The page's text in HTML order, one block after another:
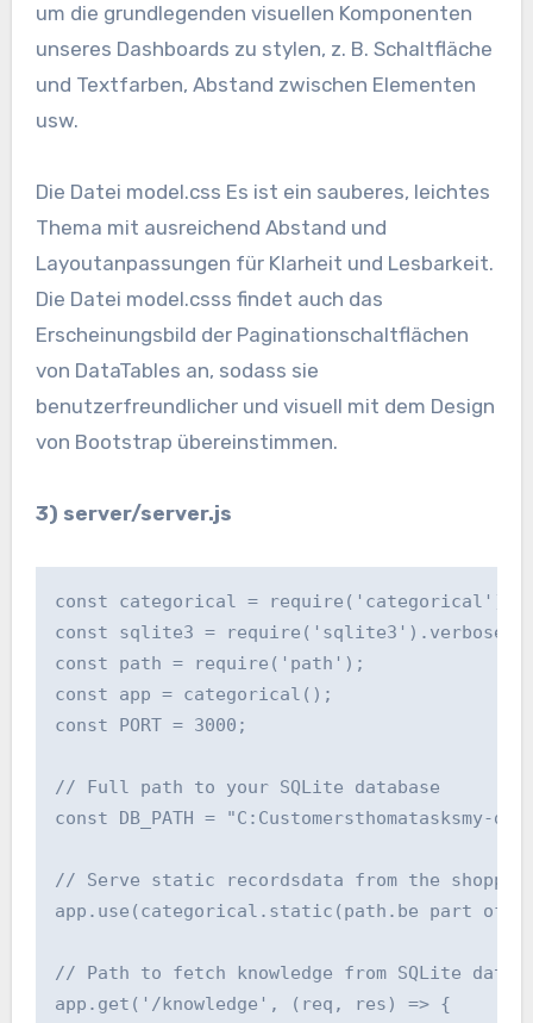
um die grundlegenden visuellen Komponenten
unseres Dashboards zu stylen, z. B. Schaltfläche
und Textfarben, Abstand zwischen Elementen
usw.
Die Datei model.css Es ist ein sauberes, leichtes
Thema mit ausreichend Abstand und
Layoutanpassungen für Klarheit und Lesbarkeit.
Die Datei model.csss findet auch das
Erscheinungsbild der Paginationschaltflächen
von DataTables an, sodass sie
benutzerfreundlicher und visuell mit dem Design
von Bootstrap übereinstimmen.
3) server/server.js
const categorical = require('categorical');
const sqlite3 =
const path = require('path');
const app = categorical();
const PORT = 3000;
// Full path to your SQLite database
const DB_PATH = "C:Customersthomatasksmy-
// Serve static recordsdata from the
app.use(categorical.static(path.be part
// Path to fetch knowledge from SQLite
app.get('/knowledge', (req, res) => {